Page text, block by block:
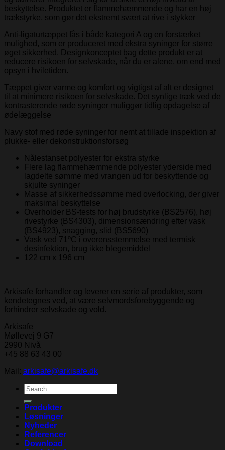
beskyttelse. Produktet er flammehæmmende og har en høj
trækstyrke, som gør det ekstremt svært at rive i stykker
Anti-ligaturtæppet fås i både kategori A og en forstærket
mulighed, som er produceret med ekstra syninger for større
øget sikkerhed. Designkonceptet bag dette produkt er at
reducere risikoen for selvskade, når du er alene, om end med
opsyn i hviletiden.
Tæppet giver varme og komfort og vigtigst af alt er designet
til at minimere risikoen for selvskade. Det synlige træk ved de
kontrasterende røde syninger muliggør tidlig opdagelse af
ødelæggelse
Navy stof med røde syninger for nemt at tillade inspektion af
plukke- eller dekonstruktionsforsøg
Nålestanset polyester for ekstra styrke
Flere lag flammehæmmende polyester yderside med
lagdelte sømme med vrangen ud for beskyttende og
skjulte syninger
Masse af sikkerhedssømme med overlocking, der giver
maksimal beskyttelse
Overholder BS-tests for høj brudstyrke (BS2576), høj
rivestyrke (BS4303), dimensionsændring efter vask
(BS4923), snagging, slid (BS5690)
Vask ved 71ºC i overensstemmelse med termisk
desinfektion, brug ikke blegemiddel
122 cm x 196 cm
Arkisafe forhandler og leverer en serie af produkter, som
kendetegnes ved, at være selvmordsforebyggende og
forhindrer selvskade og vold.
Arkisafe
Møllevej 9 G7
2990 Nivå
+45 88 63 43 00
Mail: arkisafe@arkisafe.dk
Search
for:
Produkter
Løsninger
Nyheder
Referencer
Download